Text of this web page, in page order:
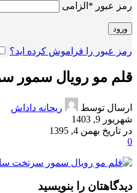
رمز عبور * الزامی
ورود
رمز عبور را فراموش کرده اید؟
قلم مو رویال سمور
ارسال توسط
ریحانه داداش
شهریور 9, 1403
در تاریخ بهمن 4, 1395
0
دیدگاهتان را بنویسید